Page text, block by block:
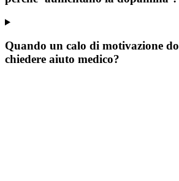
Quando un calo di motivazione
chiedere aiuto medico?